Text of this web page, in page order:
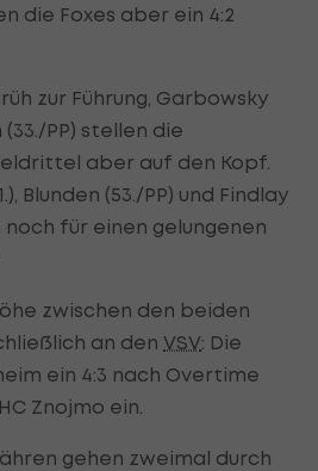
die Foxes aber ein 4:2
zur Führung, Garbowsky
(33./PP) stellen die
aber auf den Kopf.
Blunden (53./PP) und Findlay
noch für einen gelungenen
zwischen den beiden
an den VSV: Die
ein 4:3 nach Overtime
HC Znojmo ein.
gehen zweimal durch